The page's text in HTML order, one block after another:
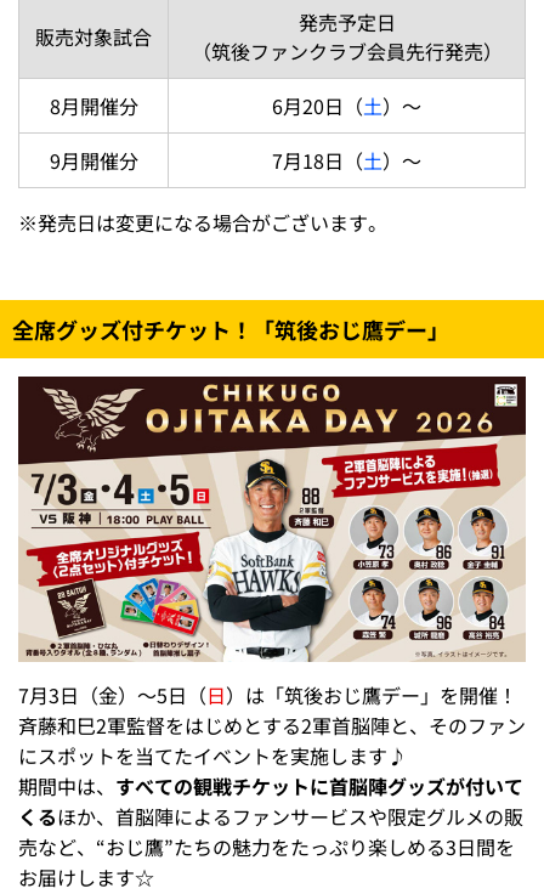
販売対象試合
発売予定日
（筑後ファンクラブ会員先行発売）
8月開催分
6月20日（土）～
9月開催分
7月18日（土）～
※発売日は変更になる場合がございます。
全席グッズ付チケット！「筑後おじ鷹デー」
7月3日（金）～5日（日）は「筑後おじ鷹デー」を開催！
斉藤和巳2軍監督をはじめとする2軍首脳陣と、そのファン
にスポットを当てたイベントを実施します♪
期間中は、 すべての観戦チケットに首脳陣グッズが付いて
くるほか、首脳陣によるファンサービスや限定グルメの販
売など、“おじ鷹”たちの魅力をたっぷり楽しめる3日間を
お届けします☆